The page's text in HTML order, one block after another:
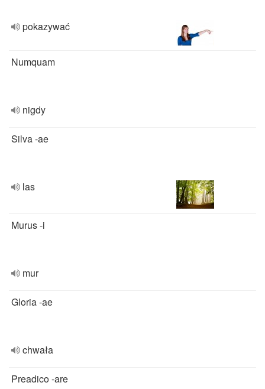
pokazywać
Numquam
nigdy
Silva -ae
las
Murus -i
mur
Gloria -ae
chwała
Preadico -are